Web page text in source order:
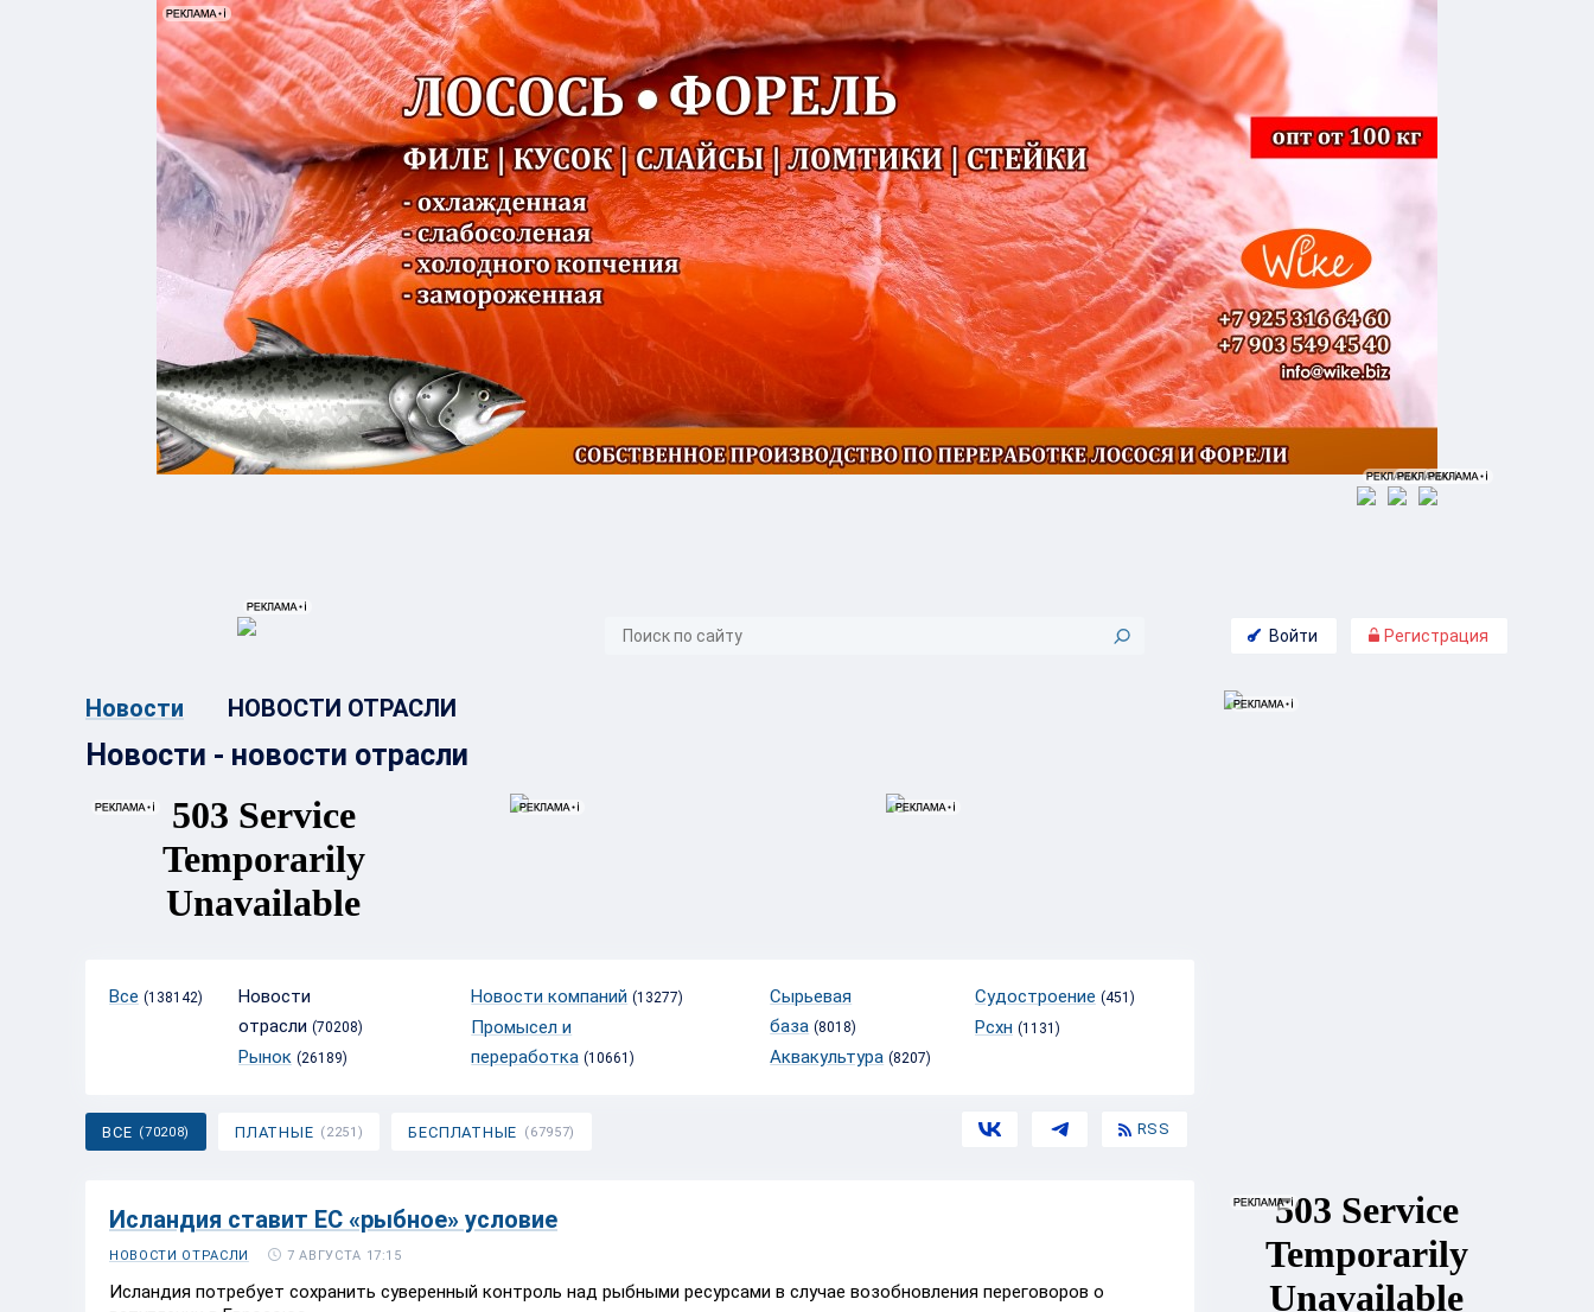
Войти Регистрация
Новости НОВОСТИ ОТРАСЛИ
Новости - новости отрасли
Все (138142)
Новости
отрасли (70208)
Рынок (26189)
Новости компаний (13277)
Промысел и
переработка (10661)
Сырьевая
база (8018)
Аквакультура (8207)
Судостроение (451)
Рсхн (1131)
ВСЕ (70208) ПЛАТНЫЕ (2251) БЕСПЛАТНЫЕ (67957) RSS
Исландия ставит ЕС «рыбное» условие
НОВОСТИ ОТРАСЛИ 7 АВГУСТА 17:15
Исландия потребует сохранить суверенный контроль над рыбными ресурсами в случае возобновления переговоров о